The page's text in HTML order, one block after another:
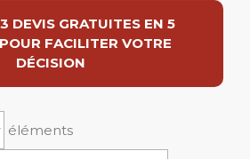
DEVIS GRATUITES EN 5
FACILITER VOTRE
DÉCISION
éléments